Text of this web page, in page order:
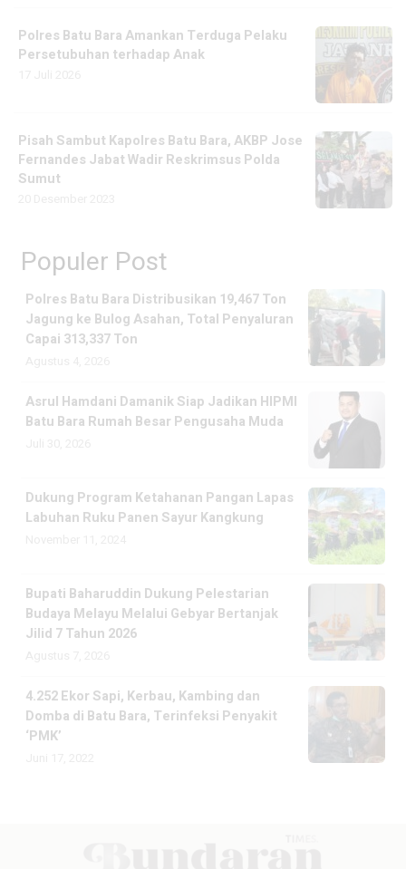
Polres Batu Bara Amankan Terduga Pelaku
Persetubuhan terhadap Anak
Pisah Sambut Kapolres Batu Bara, AKBP Jose
Fernandes Jabat Wadir Reskrimsus Polda
Sumut
Populer Post
Polres Batu Bara Distribusikan 19,467 Ton
Jagung ke Bulog Asahan, Total Penyaluran
Capai 313,337 Ton
Asrul Hamdani Damanik Siap Jadikan HIPMI
Batu Bara Rumah Besar Pengusaha Muda
Dukung Program Ketahanan Pangan Lapas
Labuhan Ruku Panen Sayur Kangkung
Bupati Baharuddin Dukung Pelestarian
Budaya Melayu Melalui Gebyar Bertanjak
Jilid 7 Tahun 2026
4.252 Ekor Sapi, Kerbau, Kambing dan
Domba di Batu Bara, Terinfeksi Penyakit
‘PMK’